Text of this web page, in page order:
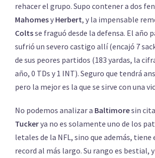
rehacer el grupo. Supo contener a dos
Mahomesy Herbert, y la impensable
Coltsse fraguó desde la defensa. El año
sufrió un severo castigo allí (encajó 7
de sus peores partidos (183 yardas, la
año, 0 TDs y 1 INT). Seguro que tendrá
pero la mejor es la que se sirve con una
No podemos analizar a Baltimoresin
Tuckerya no es solamente uno de los
letales de la NFL, sino que además, tiene
record al más largo. Su rango es bestial,